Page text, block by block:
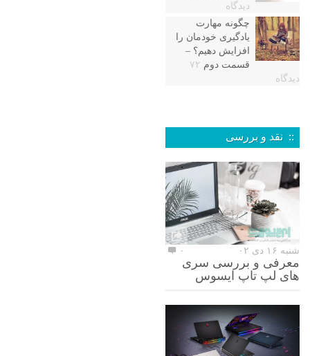
دیدگاه
چگونه مهارت
یادگیری خودمان را
افزایش دهیم؟ –
قسمت دوم ۷۲
دیدگاه
:: نقد و بررسی
شنبه ۱۶ دی ۰۲ ۰
معرفی و بررسی سری
های لپ تاپ ایسوس